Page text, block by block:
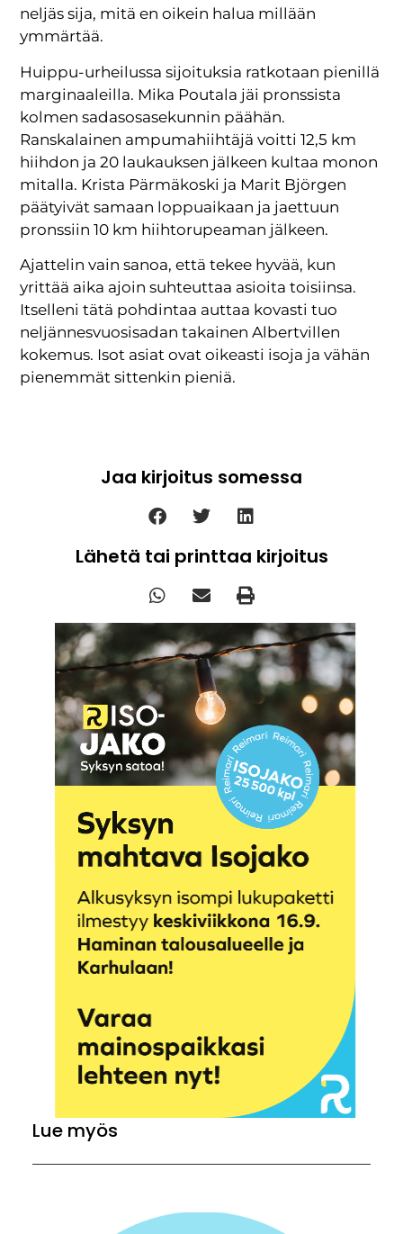
neljäs sija, mitä en oikein halua millään
ymmärtää.
Huippu-urheilussa sijoituksia ratkotaan pienillä
marginaaleilla. Mika Poutala jäi pronssista
kolmen sadasosasekunnin päähän.
Ranskalainen ampumahiihtäjä voitti 12,5 km
hiihdon ja 20 laukauksen jälkeen kultaa monon
mitalla. Krista Pärmäkoski ja Marit Björgen
päätyivät samaan loppuaikaan ja jaettuun
pronssiin 10 km hiihtorupeaman jälkeen.
Ajattelin vain sanoa, että tekee hyvää, kun
yrittää aika ajoin suhteuttaa asioita toisiinsa.
Itselleni tätä pohdintaa auttaa kovasti tuo
neljännesvuosisadan takainen Albertvillen
kokemus. Isot asiat ovat oikeasti isoja ja vähän
pienemmät sittenkin pieniä.
Jaa kirjoitus somessa
Lähetä tai printtaa kirjoitus
Lue myös